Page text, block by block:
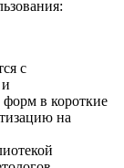
с
в короткие
на